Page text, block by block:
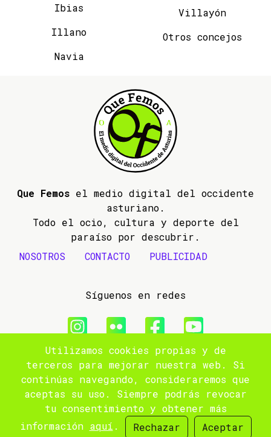
Ibias
Illano
Navia
Villayón
Otros concejos
Que Femos el medio digital del occidente
asturiano.
Todo el ocio, cultura y deporte del
paraíso por descubrir.
NOSOTROS
CONTACTO PUBLICIDAD
Síguenos en redes
© 2009- 2026 Que Femos
Aviso legal
Política de privacidad
Utilizamos cookies propias y de
terceros para mejorar nuestra web. Si
continúas navegando, consideraremos que
aceptas su uso. Siempre podrás revocar
tu consentimiento y obtener más
información aquí . Rechazar Aceptar